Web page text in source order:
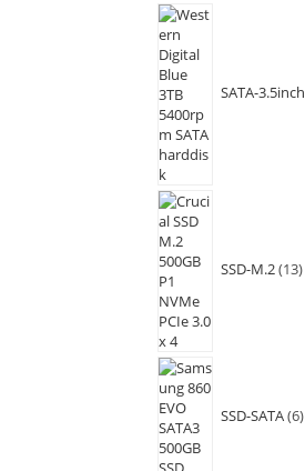
SATA-3.5inch
SSD-M.2 13
SSD-SATA 6